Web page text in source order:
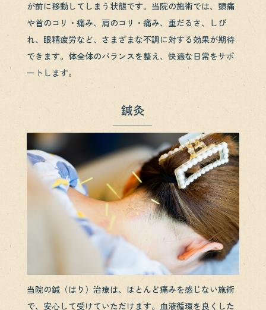
が前に移動してしまう状態です。当院の施術では、頭痛
や首のコリ・痛み、肩のコリ・痛み、重だるさ、しび
れ、眼精疲労など、さまざまな不調に対する効果が期待
できます。体全体のバランスを整え、快適な日常をサポ
ートします。
鍼灸
当院の鍼（はり）治療は、ほとんど痛みを感じない施術
で、安心して受けていただけます。血液循環を良くした